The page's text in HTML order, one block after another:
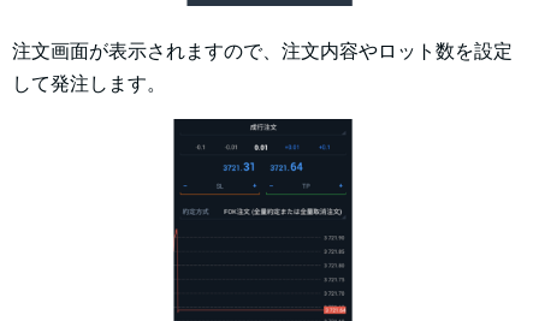
注文画面が表示されますので、注文内容やロット数を設定
して発注します。